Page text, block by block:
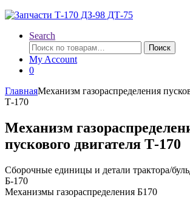
Search
Искать:
Поиск
My Account
0
ГлавнаяМеханизм газораспределения
Т-170
Механизм
пускового двигателя Т-170
Сборочные единицы и детали трактора/
Б-170
Механизмы газораспределения Б170